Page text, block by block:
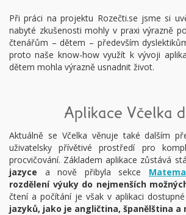
Při práci na projektu Rozečti.se jsme si
nabyté zkušenosti mohly v praxi výrazně
čtenářům – dětem – především
proto naše know-how využít k vývoji
dětem mohla výrazně usnadnit život.
Aplikace Včelka
Aktuálně se Včelka věnuje také dalším
uživatelsky přívětivé prostředí pro
procvičování. Základem aplikace zůstává
jazyce a nově přibyla sekce
rozdělení výuky do nejmenších
čtení a počítání je však v aplikaci
jazyků, jako je angličtina, španělština a